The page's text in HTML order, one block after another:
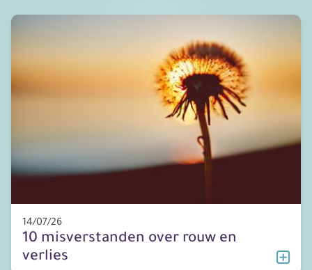
14/07/26
10 misverstanden over rouw en
verlies